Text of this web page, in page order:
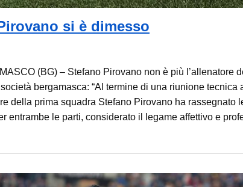
si è dimesso
(BG) – Stefano Pirovano non è più l’allenatore
bergamasca: “Al termine di una riunione tecnica
della prima squadra Stefano Pirovano ha rassegnato
entrambe le parti, considerato il legame affettivo e